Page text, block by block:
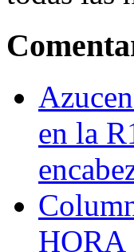
en la
HORA